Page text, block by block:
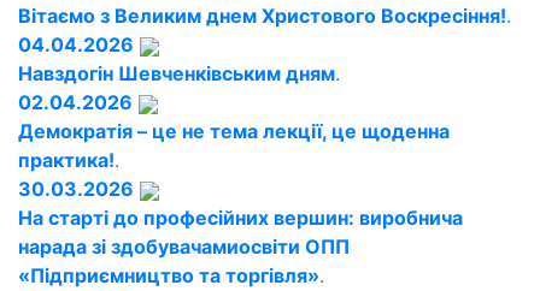
Вітаємо з Великим днем Христового Воскресіння!.
04.04.2026
Навздогін Шевченківським дням.
02.04.2026
Демократія – це не тема лекції, це щоденна
практика!.
30.03.2026
На старті до професійних вершин: виробнича
нарада зі здобувачамиосвіти ОПП
«Підприємництво та торгівля».